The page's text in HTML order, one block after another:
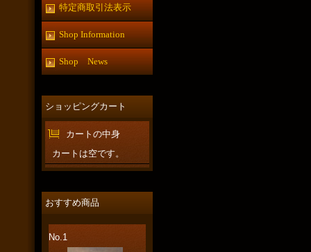
特定商取引法表示
Shop Information
Shop News
ショッピングカート
カートの中身
カートは空です。
おすすめ商品
No.1